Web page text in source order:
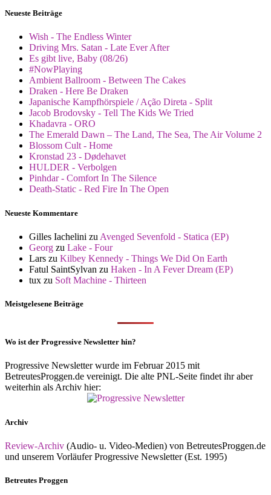
Neueste Beiträge
Wish - The Endless Winter
Driving Mrs. Satan - Late Ever After
Es gibt live, Baby (08/26)
#NowPlaying
Ambient Ballroom - Between The Cakes
Draken - Here Be Draken
Japanische Kampfhörspiele / Ação Direta - Split
Jacob Brodovsky - Tell The Kids We Tried
Khadavra - ORO
The Emerald Dawn – The Land, The Sea, The Air Volume 2
Blossom Cult - Home
Kronstad 23 - Dødehavet
HULDER - Verbolgen
Pinhdar - Comfort In The Silence
Death-Static - Red Fire In The Open
Neueste Kommentare
Gilles Iachelini zu Avenged Sevenfold - Statica (EP)
Georg zu Lake - Four
Lars zu Kilbey Kennedy - Things We Did On Earth
Fatul SaintSylvan zu Haken - In A Fever Dream (EP)
tux zu Soft Machine - Thirteen
Meistgelesene Beiträge
Wo ist der Progressive Newsletter hin?
Progressive Newsletter wurde im Februar 2015 mit
BetreutesProggen.de vereinigt. Die alte PNL-Seite findet ihr aber
weiterhin als Archiv hier:
Archiv
Review-Archiv (Audio- u. Video-Medien) von BetreutesProggen.de
und unserem Vorläufer Progressive Newsletter (Est. 1995)
Betreutes Proggen